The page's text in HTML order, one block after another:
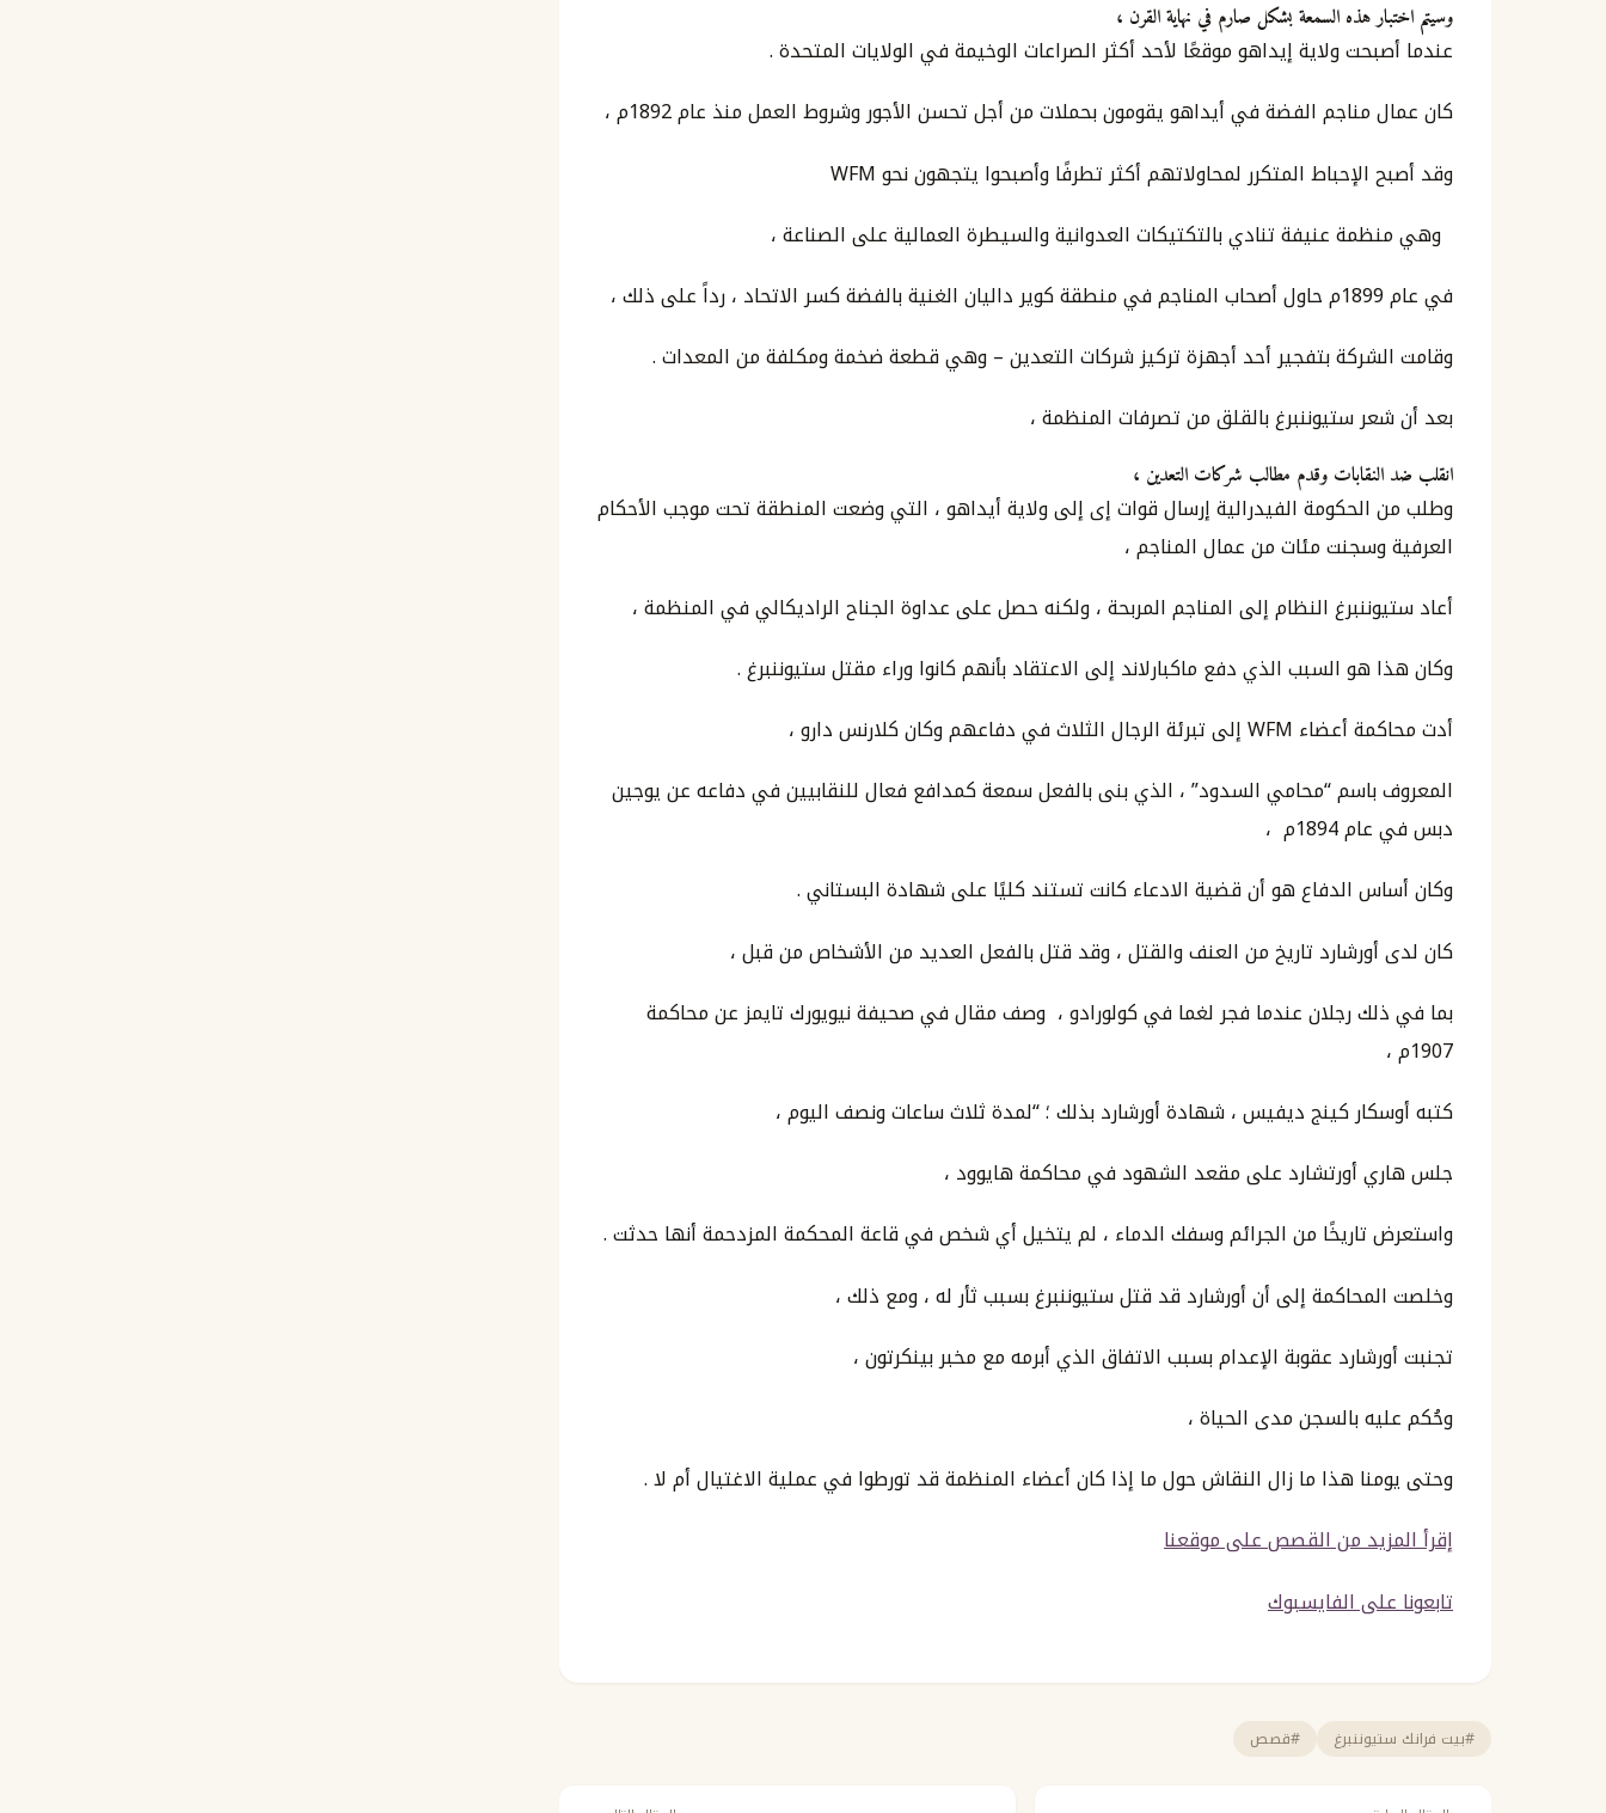
وسيتم اختبار هذه السمعة بشكل صارم في نهاية القرن ،
عندما أصبحت ولاية إيداهو موقعًا لأحد أكثر الصراعات الوخيمة في الولايات المتحدة .
كان عمال مناجم الفضة في أيداهو يقومون بحملات من أجل تحسن الأجور وشروط العمل منذ عام 1892م ،
وقد أصبح الإحباط المتكرر لمحاولاتهم أكثر تطرفًا وأصبحوا يتجهون نحو WFM
وهي منظمة عنيفة تنادي بالتكتيكات العدوانية والسيطرة العمالية على الصناعة ،
في عام 1899م حاول أصحاب المناجم في منطقة كوير داليان الغنية بالفضة كسر الاتحاد ، رداً على ذلك ،
وقامت الشركة بتفجير أحد أجهزة تركيز شركات التعدين – وهي قطعة ضخمة ومكلفة من المعدات .
بعد أن شعر ستيوننبرغ بالقلق من تصرفات المنظمة ،
انقلب ضد النقابات وقدم مطالب شركات التعدين ،
وطلب من الحكومة الفيدرالية إرسال قوات إى إلى ولاية أيداهو ، التي وضعت المنطقة تحت موجب الأحكام
العرفية وسجنت مئات من عمال المناجم ،
أعاد ستيوننبرغ النظام إلى المناجم المربحة ، ولكنه حصل على عداوة الجناح الراديكالي في المنظمة ،
وكان هذا هو السبب الذي دفع ماكبارلاند إلى الاعتقاد بأنهم كانوا وراء مقتل ستيوننبرغ .
أدت محاكمة أعضاء WFM إلى تبرئة الرجال الثلاث في دفاعهم وكان كلارنس دارو ،
المعروف باسم “محامي السدود” ، الذي بنى بالفعل سمعة كمدافع فعال للنقابيين في دفاعه عن يوجين
دبس في عام 1894م ،
وكان أساس الدفاع هو أن قضية الادعاء كانت تستند كليًا على شهادة البستاني .
كان لدى أورشارد تاريخ من العنف والقتل ، وقد قتل بالفعل العديد من الأشخاص من قبل ،
بما في ذلك رجلان عندما فجر لغما في كولورادو ، وصف مقال في صحيفة نيويورك تايمز عن محاكمة
1907م ،
كتبه أوسكار كينج ديفيس ، شهادة أورشارد بذلك ؛ “لمدة ثلاث ساعات ونصف اليوم ،
جلس هاري أورتشارد على مقعد الشهود في محاكمة هايوود ،
واستعرض تاريخًا من الجرائم وسفك الدماء ، لم يتخيل أي شخص في قاعة المحكمة المزدحمة أنها حدثت .
وخلصت المحاكمة إلى أن أورشارد قد قتل ستيوننبرغ بسبب ثأر له ، ومع ذلك ،
تجنبت أورشارد عقوبة الإعدام بسبب الاتفاق الذي أبرمه مع مخبر بينكرتون ،
وحُكم عليه بالسجن مدى الحياة ،
وحتى يومنا هذا ما زال النقاش حول ما إذا كان أعضاء المنظمة قد تورطوا في عملية الاغتيال أم لا .
إقرأ المزيد من القصص على موقعنا
تابعونا على الفايسبوك
#بيت فرانك ستيوننبرغ #قصص